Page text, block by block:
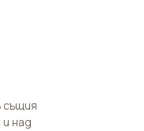
същия
и над